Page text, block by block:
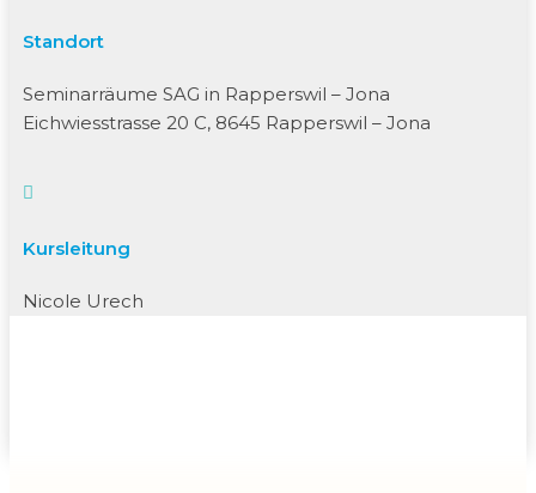
Standort
Seminarräume SAG in Rapperswil – Jona
Eichwiesstrasse 20 C, 8645 Rapperswil – Jona

Kursleitung
Nicole Urech